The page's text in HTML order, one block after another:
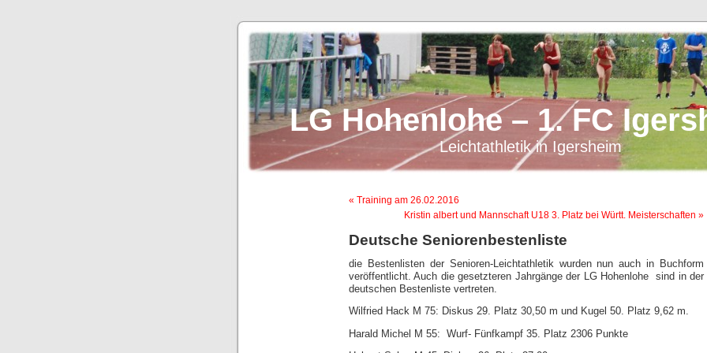
LG Hohenlohe – 1. FC
Leichtathletik in Igersheim
« Training am 26.02.2016
Kristin albert und Mannschaft U18 3. Platz bei Württ. Meisterschaften »
Deutsche Seniorenbestenliste
die Bestenlisten der Senioren-Leichtathletik wurden nun auch in Buchform
veröffentlicht. Auch die gesetzteren Jahrgänge der LG Hohenlohe sind in der
deutschen Bestenliste vertreten.
Wilfried Hack M 75: Diskus 29. Platz 30,50 m und Kugel 50. Platz 9,62 m.
Harald Michel M 55: Wurf- Fünfkampf 35. Platz 2306 Punkte